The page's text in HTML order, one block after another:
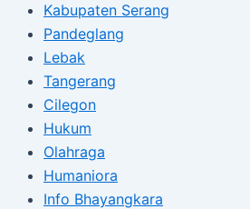
Kabupaten Serang
Pandeglang
Lebak
Tangerang
Cilegon
Hukum
Olahraga
Humaniora
Info Bhayangkara